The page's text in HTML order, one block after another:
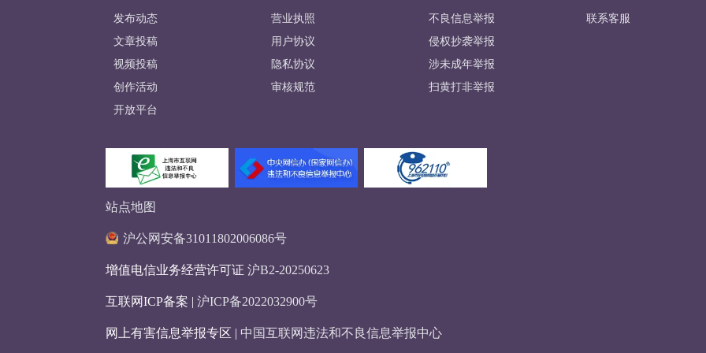
发布动态
文章投稿
视频投稿
创作活动
开放平台
营业执照
用户协议
隐私协议
审核规范
不良信息举报
侵权抄袭举报
涉未成年举报
扫黄打非举报
联系客服
站点地图
沪公网安备31011802006086号
增值电信业务经营许可证沪B2-20250623
互联网ICP备案 |沪ICP备2022032900号
网上有害信息举报专区 | 中国互联网违法和不良信息举报中心